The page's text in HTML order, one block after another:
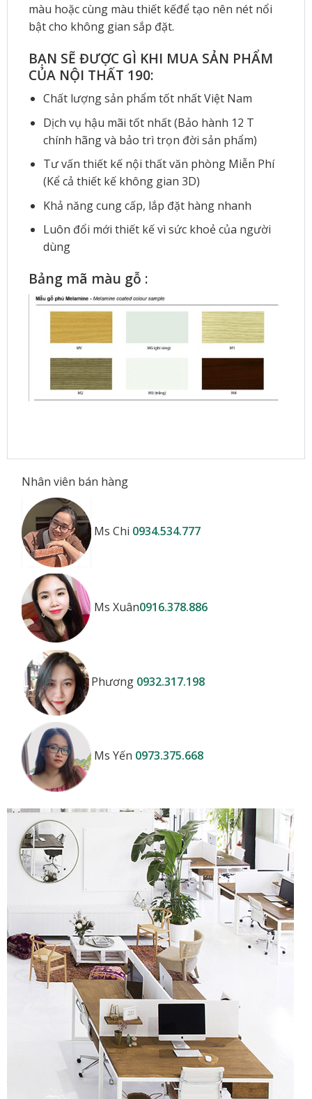
màu hoặc cùng màu thiết kếđể tạo nên nét nổi
bật cho không gian sắp đặt.
BẠN SẼ ĐƯỢC GÌ KHI MUA SẢN PHẨM
CỦA NỘI THẤT 190:
Chất lượng sản phẩm tốt nhất Việt Nam
Dịch vụ hậu mãi tốt nhất (Bảo hành 12 T
chính hãng và bảo trì trọn đời sản phẩm)
Tư vấn thiết kế nội thất văn phòng Miễn Phí
(Kể cả thiết kế không gian 3D)
Khả năng cung cấp, lắp đặt hàng nhanh
Luôn đổi mới thiết kế vì sức khoẻ của người
dùng
Bảng mã màu gỗ :
Nhân viên bán hàng
Ms Chi 0934.534.777
Ms Xuân0916.378.886
Phương 0932.317.198
Ms Yến 0973.375.668